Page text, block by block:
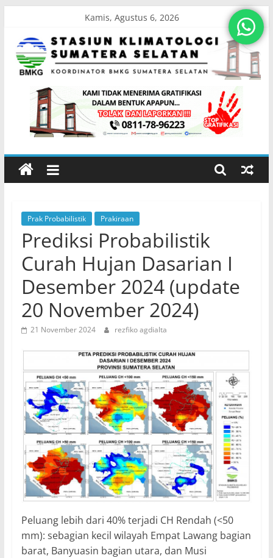
content
Kamis, Agustus 6, 2026
Stasiun
Klimatologi
Sumatera
Koordinator
BMKG
Sumatera
Selatan
Prak Probabilistik Prakiraan
Prediksi Probabilistik
Curah Hujan Dasarian I
Desember 2024 (update
20 November 2024)
21 November 2024 rezfiko agdialta
Peluang lebih dari 40% terjadi CH Rendah (<50
mm): sebagian kecil wilayah Empat Lawang bagian
barat, Banyuasin bagian utara, dan Musi